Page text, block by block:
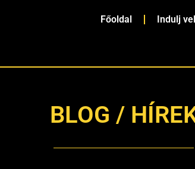
Főoldal Indulj
BLOG /